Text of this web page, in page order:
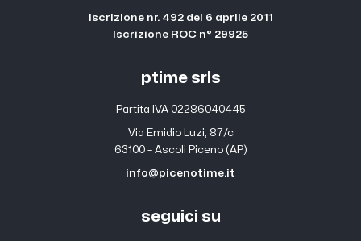
Iscrizione nr. 492 del 6 aprile 2011
Iscrizione ROC n° 29925
ptime srls
Partita IVA 02286040445
Via Emidio Luzi, 87/c
63100 – Ascoli Piceno (AP)
info@picenotime.it
seguici su